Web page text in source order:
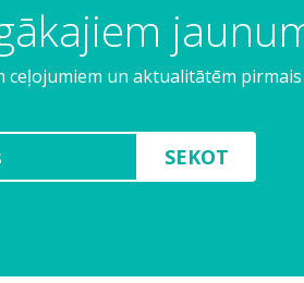
ceļojumiem un aktualitātēm pirmais
SEKOT